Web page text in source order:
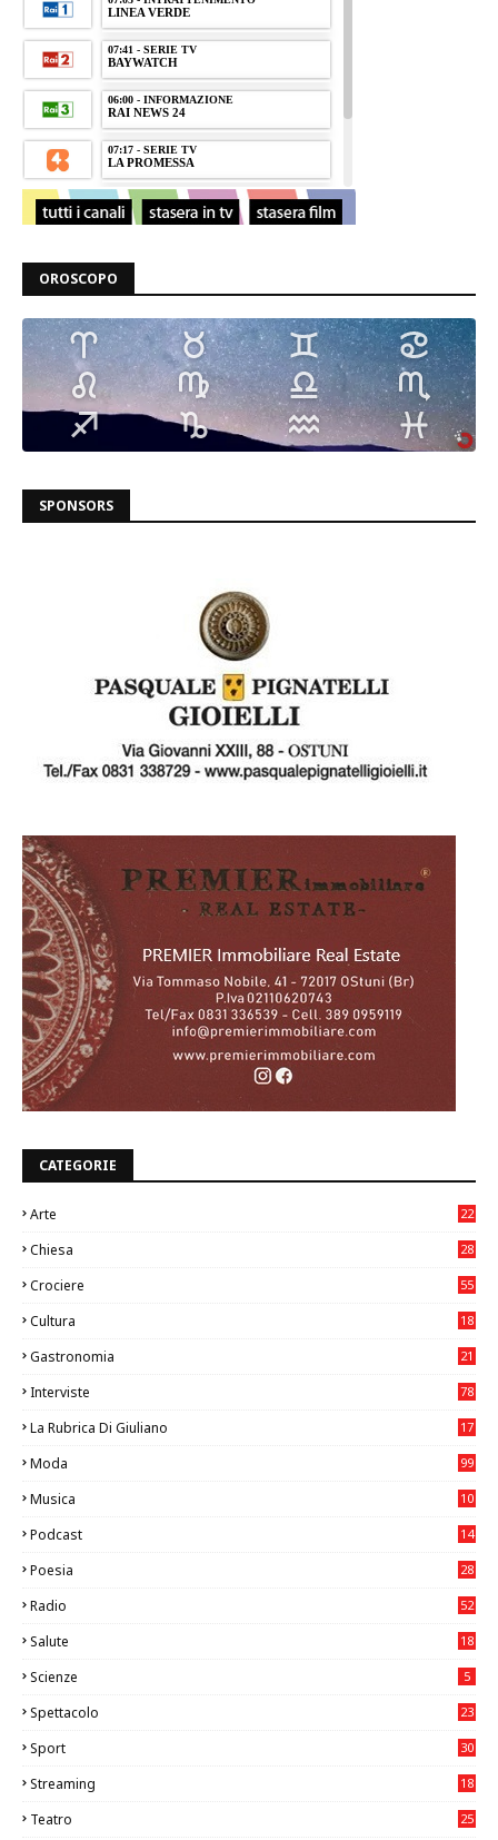
OROSCOPO
SPONSORS
CATEGORIE
Arte
22
Chiesa
28
Crociere 55
Cultura
18
Gastronomia
21
Interviste 78
La Rubrica Di Giuliano
17
Moda 99
Musica
10
Podcast 14
Poesia 28
Radio 52
Salute
18
Scienze 5
Spettacolo 23
Sport
30
Streaming 18
Teatro
25